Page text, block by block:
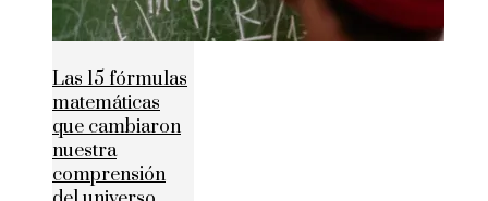
Las 15 fórmulas
matemáticas
que cambiaron
nuestra
comprensión